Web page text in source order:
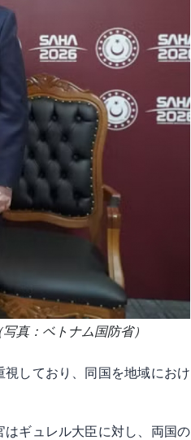
真：ベトナム国防省）
しており、同国を地域におけ
ギュレル大臣に対し、両国の